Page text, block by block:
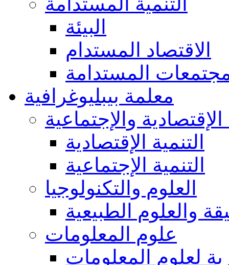
البيئة
الاقتصاد المستدام
المستدامة
معلمة بيبليوغرافية
الإقتصادية والإجتماعية
التنمية الإقتصادية
التنمية الإجتماعية
العلوم والتكنولوجيا
والعلوم الطبيعية
علوم المعلومات
لعلوم المعلومات